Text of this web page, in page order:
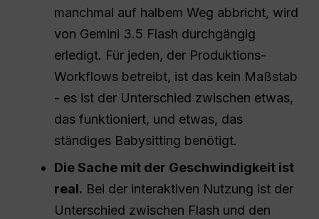
manchmal auf halbem Weg abbricht, wird
von Gemini 3.5 Flash durchgängig
erledigt. Für jeden, der Produktions-
Workflows betreibt, ist das kein Maßstab
- es ist der Unterschied zwischen etwas,
das funktioniert, und etwas, das
ständiges Babysitting benötigt.
Die Sache mit der Geschwindigkeit ist
real. Bei der interaktiven Nutzung ist der
Unterschied zwischen Flash und den